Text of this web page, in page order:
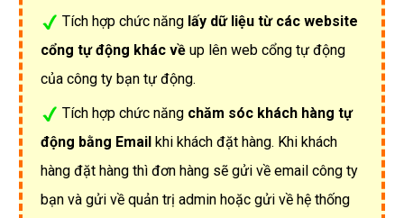
Tích hợp chức năng lấy dữ liệu từ các website
cổng tự động khác về up lên web cổng tự động
của công ty bạn tự động.
Tích hợp chức năng chăm sóc khách hàng tự
động bằng Email khi khách đặt hàng. Khi khách
hàng đặt hàng thì đơn hàng sẽ gửi về email công ty
bạn và gửi về quản trị admin hoặc gửi về hệ thống